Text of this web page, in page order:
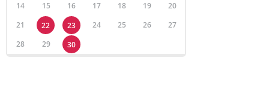
14
15 16 17 18 19
20
21
22 23 24 25 26
27
28
29 30